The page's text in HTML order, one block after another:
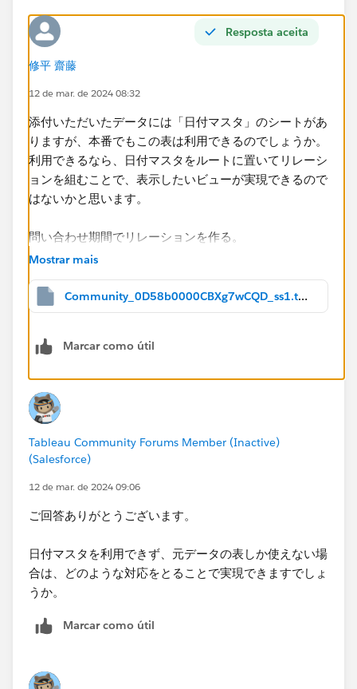
他 2023/1/15 2023/1/18
C00002317 Tableau Desktop 3 その
他 2023/1/17 2023/1/19
次のようにカウントしたいです。
2023/1/15 Tableau Desktop その他 5
2023/1/16 Tableau Desktop その他 5
2023/1/17 Tableau Desktop その他 8
2023/1/19 Tableau Desktop その他 3
お手数をおかけしますが、ご確認の程よろしくお願いい
たします。​
Resposta aceita
修平 齋藤
12 de mar. de 2024 08:32
添付いただいたデータには「日付マスタ」のシートがあ
りますが、本番でもこの表は利用できるのでしょうか。
利用できるなら、日付マスタをルートに置いてリレーシ
ョンを組むことで、表示したいビューが実現できるので
はないかと思います。
問い合わせ期間でリレーションを作る。
消えてしまうのでマークの詳細に日付マスタのメジャー
い場合は、相当ややこしいことになるだろうと思いま
Mostrar mais
Community_0D58b0000CBXg7wCQD_ss1.twbx
Marcar como útil
Tableau Community Forums Member (Inactive)
(Salesforce)
12 de mar. de 2024 09:06
ご回答ありがとうございます。
日付マスタを利用できず、元データの表しか使えない場
合は、どのような対応をとることで実現できますでしょ
うか。
Marcar como útil